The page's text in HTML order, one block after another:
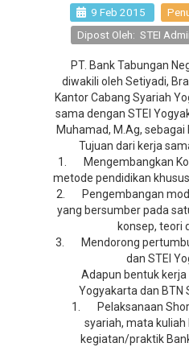
9 Feb 2015
Dipost Oleh: STEI
PT. Bank Tabungan
diwakili oleh Setiyadi,
Kantor Cabang Syariah
sama dengan STEI
Muhamad, M.Ag, sebagai
Tujuan dari kerja
1. Mengembangkan
metode pendidikan
2. Pengembangan
yang bersumber pada
konsep, teori
3. Mendorong
dan STEI
Adapun bentuk kerja
Yogyakarta dan BTN
1. Pelaksanaan
syariah, mata
kegiatan/praktik